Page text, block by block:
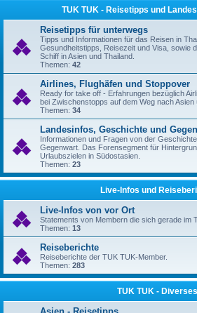
TUK TUK - Reisetipps und
Reisetipps für unterwegs
Tipps und Informationen für das Reisen in
Gesundheitstipps, Reisezeit und Visa, sowie
Schiff in Asien und Thailand.
Themen: 42
Airlines, Flughäfen und Stoppover
Ready for take off - Erfahrungen bezüglich
bei Zwischenstopps auf dem Weg nach Asien
Themen: 34
Landesinfos, Geschichte und
Informationen und Fragen von der
Gegenwart. Das Forensegment für
Urlaubszielen in Südostasien.
Themen: 23
Live-Infos und
Live-Infos von vor Ort
Statements von Membern die sich gerade im
Themen: 13
Reiseberichte
Reiseberichte der TUK TUK-Member.
Themen: 283
TUK TUK - Diverses
Asien - Reisetipps